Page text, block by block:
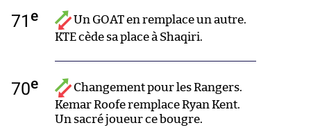
71 e
Un GOAT en remplace un autre.
KTE cède sa place à Shaqiri.
70e
Changement pour les Rangers.
Kemar Roofe remplace Ryan Kent.
Un sacré joueur ce bougre.